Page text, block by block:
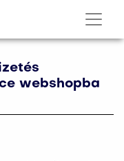
webshopba